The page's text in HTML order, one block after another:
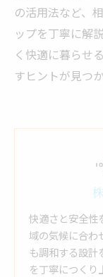
の活用法など、
ップを丁寧に解
く快適に暮らせ
すヒントが見つか
快適さと安全性
域の気候に合わ
も調和する設計
を丁寧につくり